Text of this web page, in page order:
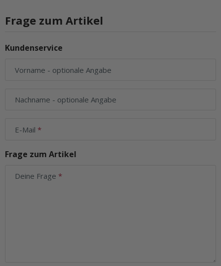
Frage zum Artikel
Kundenservice
Vorname - optionale Angabe
Nachname - optionale Angabe
E-Mail
Frage zum Artikel
Deine Frage